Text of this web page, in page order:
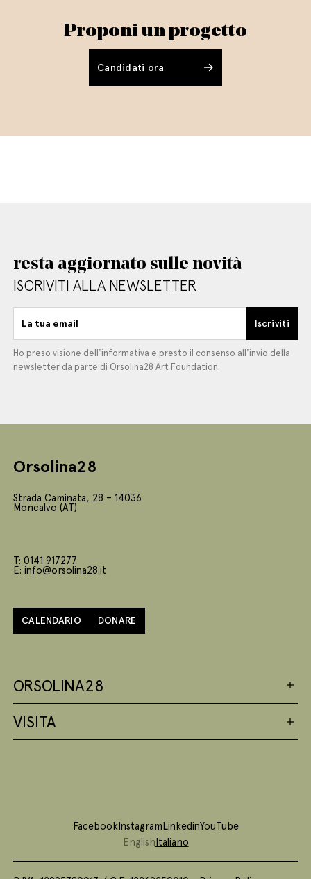
Proponi un progetto
Candidati ora
resta aggiornato sulle novità
ISCRIVITI ALLA NEWSLETTER
La tua email Iscriviti
Ho preso visione dell'informativa e presto il consenso all'invio della
newsletter da parte di Orsolina28 Art Foundation.
Orsolina28
Strada Caminata, 28 – 14036
Moncalvo (AT)
T: 0141 917277
E: info@orsolina28.it
CALENDARIO DONARE
ORSOLINA28
VISITA
FacebookInstagramLinkedinYouTube
EnglishItaliano